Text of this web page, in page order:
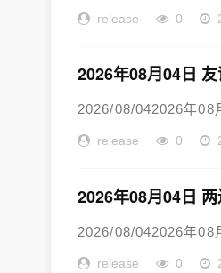
release 0
2026年08月04日
2026/08/042026年08
release 0
2026年08月04日
2026/08/042026年08
release 0